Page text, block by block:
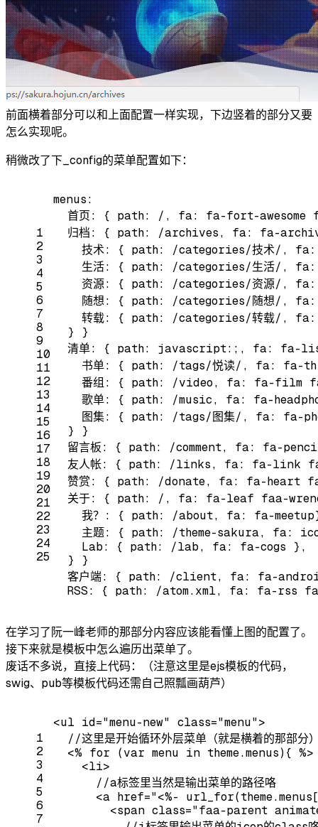
前面横着部分可以和上面配置一样实现，下边竖着的部分又要
怎么实现呢。
稍微改了下_config的菜单配置如下：
1
2
3
4
5
6
7
8
9
10
11
12
13
14
15
16
17
18
19
20
21
22
23
24
25
menus:
首页:
{ path: /, fa: fa-fort-awesome
归档:
{ path: /archives, fa:
fa-
技术:
{ path: /categories/技术/,
fa:
生活:
{ path: /categories/生活/,
fa:
资源:
{ path: /categories/资源/,
fa:
随想:
{ path: /categories/随想/,
fa:
转载:
{ path: /categories/转载/,
fa:
}
}
清单:
{ path: javascript:;, fa:
fa-
书单:
{ path: /tags/悦读/, fa:
fa-
番组:
{ path: /video, fa: fa-film
歌单:
{ path: /music, fa:
fa-
图集:
{ path: /tags/图集/, fa:
fa-
}
}
留言板:
{ path: /comment, fa:
fa-
友人帐:
{ path: /links, fa: fa-link
赞赏:
{ path: /donate, fa: fa-heart
关于:
{ path: /, fa: fa-leaf
faa-
我？:
{ path: /about, fa:
fa-
主题:
{ path: /theme-sakura, fa:
Lab:
{ path: /lab, fa: fa-cogs
},
}
}
客户端:
{ path: /client, fa:
fa-
RSS:
{ path: /atom.xml, fa: fa-rss
在学习了阮一峰老师的那部分内容应该能看懂上图的配置了。
接下来就是模板中怎么遍历出菜单了。
废话不多说，直接上代码：（注意这里是ejs模板的代码，
swig、pub等模板代码还需自己照瓢画葫芦）
1
2
3
4
5
6
7
<ul id="menu-new" class="menu">
//这里是开始循环外层菜单（就是横着的那部分
<% for ( var menu in theme.menus){ %>
<li>
      //a标签里当然是输出菜单的路径咯
<a href="<%-
<span class="faa-parent